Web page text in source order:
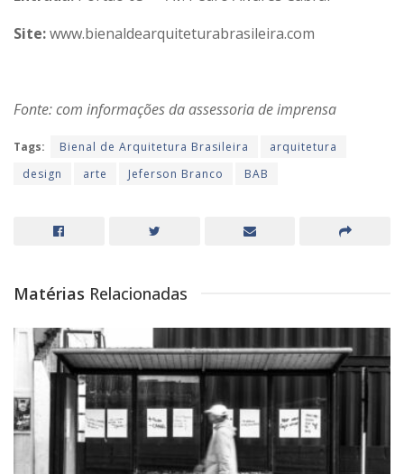
Site:www.bienaldearquiteturabrasileira.com
Fonte: com informações da assessoria de imprensa
Tags: Bienal de Arquitetura Brasileira
arquitetura
design
arte Jeferson Branco BAB
Matérias Relacionadas